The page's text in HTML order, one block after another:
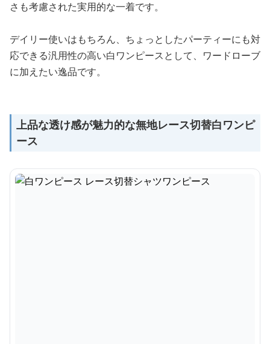
さも考慮された実用的な一着です。
デイリー使いはもちろん、ちょっとしたパーティーにも対
応できる汎用性の高い白ワンピースとして、ワードローブ
に加えたい逸品です。
上品な透け感が魅力的な無地レース切替白ワンピ
ース